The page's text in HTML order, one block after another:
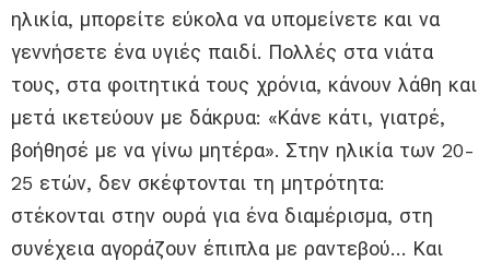
ηλικία, μπορείτε εύκολα να υπομείνετε και να
γεννήσετε ένα υγιές παιδί. Πολλές στα νιάτα
τους, στα φοιτητικά τους χρόνια, κάνουν λάθη και
μετά ικετεύουν με δάκρυα: «Κάνε κάτι, γιατρέ,
βοήθησέ με να γίνω μητέρα». Στην ηλικία των 20-
25 ετών, δεν σκέφτονται τη μητρότητα:
στέκονται στην ουρά για ένα διαμέρισμα, στη
συνέχεια αγοράζουν έπιπλα με ραντεβού… Και